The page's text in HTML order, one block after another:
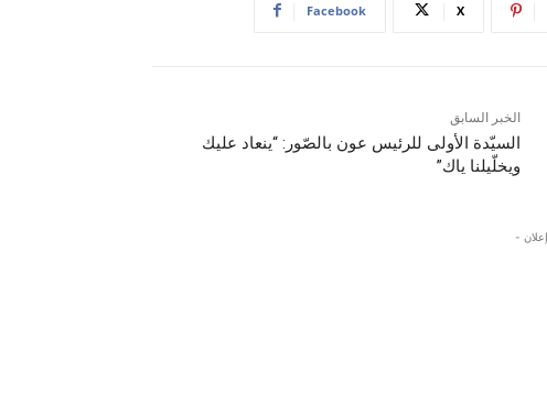
Facebook X
الخبر السابق
السيّدة الأولى للرئيس عون بالصّور: “ينعاد عليك
ويخلّيلنا ياك”